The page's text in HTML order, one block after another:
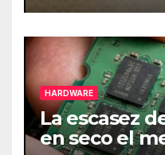
HARDWARE
La escasez
en seco el